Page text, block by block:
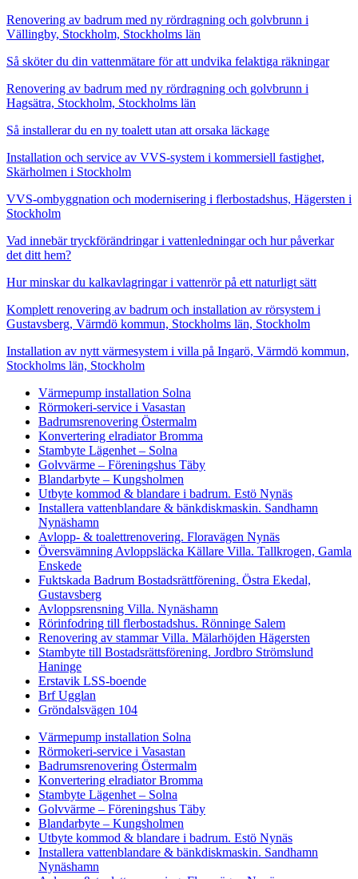
Renovering av badrum med ny rördragning och golvbrunn i
Vällingby, Stockholm, Stockholms län
Så sköter du din vattenmätare för att undvika felaktiga räkningar
Renovering av badrum med ny rördragning och golvbrunn i
Hagsätra, Stockholm, Stockholms län
Så installerar du en ny toalett utan att orsaka läckage
Installation och service av VVS-system i kommersiell fastighet,
Skärholmen i Stockholm
VVS-ombyggnation och modernisering i flerbostadshus, Hägersten i
Stockholm
Vad innebär tryckförändringar i vattenledningar och hur påverkar
det ditt hem?
Hur minskar du kalkavlagringar i vattenrör på ett naturligt sätt
Komplett renovering av badrum och installation av rörsystem i
Gustavsberg, Värmdö kommun, Stockholms län, Stockholm
Installation av nytt värmesystem i villa på Ingarö, Värmdö kommun,
Stockholms län, Stockholm
Värmepump installation Solna
Rörmokeri-service i Vasastan
Badrumsrenovering Östermalm
Konvertering elradiator Bromma
Stambyte Lägenhet – Solna
Golvvärme – Föreningshus Täby
Blandarbyte – Kungsholmen
Utbyte kommod & blandare i badrum. Estö Nynäs
Installera vattenblandare & bänkdiskmaskin. Sandhamn
Nynäshamn
Avlopp- & toalettrenovering. Floravägen Nynäs
Översvämning Avloppsläcka Källare Villa. Tallkrogen, Gamla
Enskede
Fuktskada Badrum Bostadsrättförening. Östra Ekedal,
Gustavsberg
Avloppsrensning Villa. Nynäshamn
Rörinfodring till flerbostadshus. Rönninge Salem
Renovering av stammar Villa. Mälarhöjden Hägersten
Stambyte till Bostadsrättsförening. Jordbro Strömslund
Haninge
Erstavik LSS-boende
Brf Ugglan
Gröndalsvägen 104
Värmepump installation Solna
Rörmokeri-service i Vasastan
Badrumsrenovering Östermalm
Konvertering elradiator Bromma
Stambyte Lägenhet – Solna
Golvvärme – Föreningshus Täby
Blandarbyte – Kungsholmen
Utbyte kommod & blandare i badrum. Estö Nynäs
Installera vattenblandare & bänkdiskmaskin. Sandhamn
Nynäshamn